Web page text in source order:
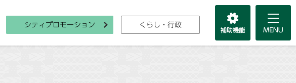
シティプロモーション くらし・行政